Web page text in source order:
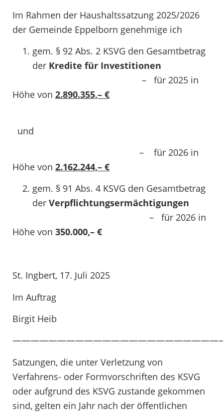
Im Rahmen der Haushaltssatzung 2025/2026
der Gemeinde Eppelborn genehmige ich
gem. § 92 Abs. 2 KSVG den Gesamtbetrag
der Kredite für Investitionen
– für 2025 in
Höhe von 2.890.355,– €
und
– für 2026 in
Höhe von 2.162.244,– €
gem. § 91 Abs. 4 KSVG den Gesamtbetrag
der Verpflichtungsermächtigungen
– für 2026 in
Höhe von 350.000,– €
St. Ingbert, 17. Juli 2025
Im Auftrag
Birgit Heib
Satzungen, die unter Verletzung von
Verfahrens- oder Formvorschriften des KSVG
oder aufgrund des KSVG zustande gekommen
sind, gelten ein Jahr nach der öffentlichen